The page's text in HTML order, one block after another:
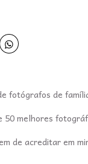
fotógrafos de
melhores
acreditar em